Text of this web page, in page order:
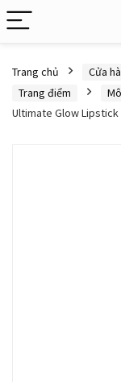
Trang chủ Cửa
Trang điểm
Ultimate Glow Lipstick